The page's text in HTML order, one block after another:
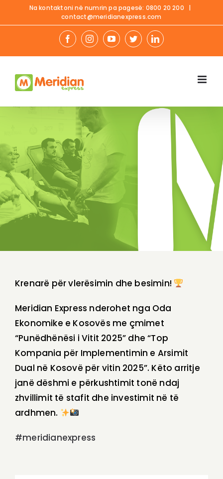
to
Na kontaktoni në numrin pa pagesë: 0800 20 200
|
contact@meridianexpress.com
facebookinstagramyoutubetwitterlinkedin
Krenarë për vlerësimin dhe besimin!
Meridian Express nderohet nga Oda
Ekonomike e Kosovës me çmimet
“Punëdhënësi i Vitit 2025” dhe “Top
Kompania për Implementimin e Arsimit
Dual në Kosovë për vitin 2025”. Këto arritje
janë dëshmi e përkushtimit tonë ndaj
zhvillimit të stafit dhe investimit në të
ardhmen.
#meridianexpress